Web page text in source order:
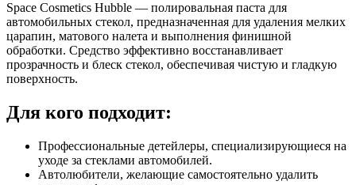
Space Cosmetics Hubble — полировальная паста для
автомобильных стекол, предназначенная для удаления мелких
царапин, матового налета и выполнения финишной
обработки. Средство эффективно восстанавливает
прозрачность и блеск стекол, обеспечивая чистую и гладкую
поверхность.
Для кого подходит:
Профессиональные детейлеры, специализирующиеся на
уходе за стеклами автомобилей.
Автолюбители, желающие самостоятельно удалить